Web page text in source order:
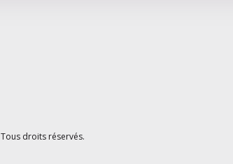
Tous droits réservés.